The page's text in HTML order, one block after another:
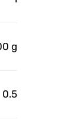
g
0.5